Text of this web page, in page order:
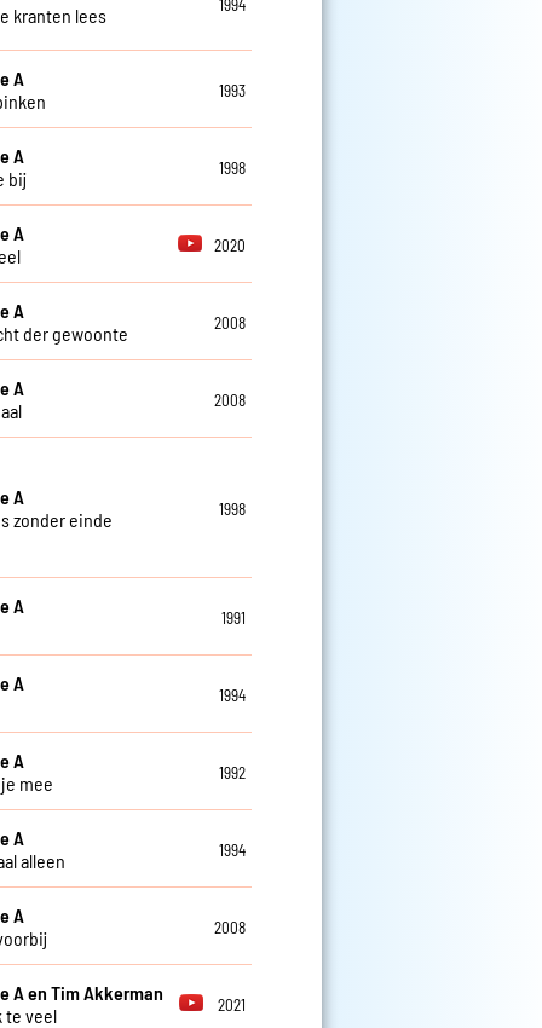
kranten lees
1994
A
1993
A
bij
1998
A
2020
A
der gewoonte
2008
A
2008
A
zonder einde
1998
A
1991
A
1994
A
mee
1992
A
alleen
1994
A
2008
A en Tim Akkerman
te veel
2021